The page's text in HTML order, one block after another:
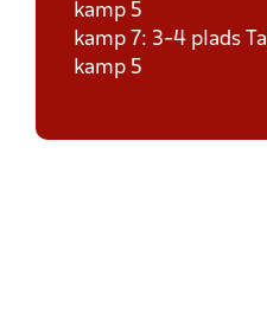
kamp 5
kamp 7: 3-4 plads
kamp 5